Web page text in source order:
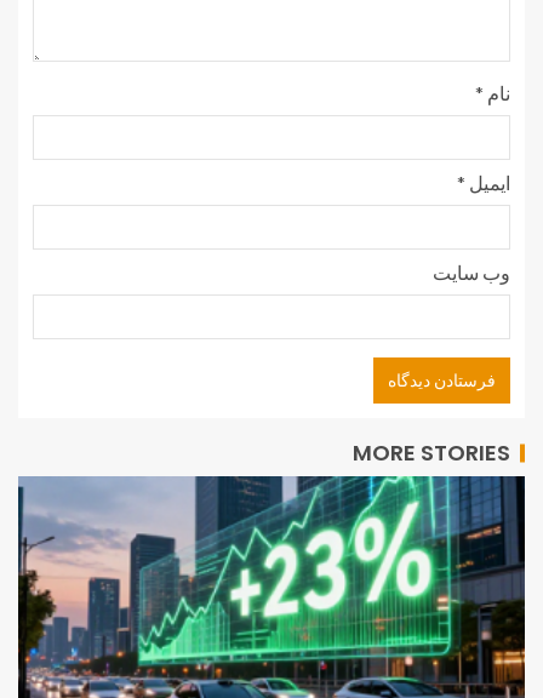
نام *
ایمیل *
وب‌ سایت
MORE STORIES